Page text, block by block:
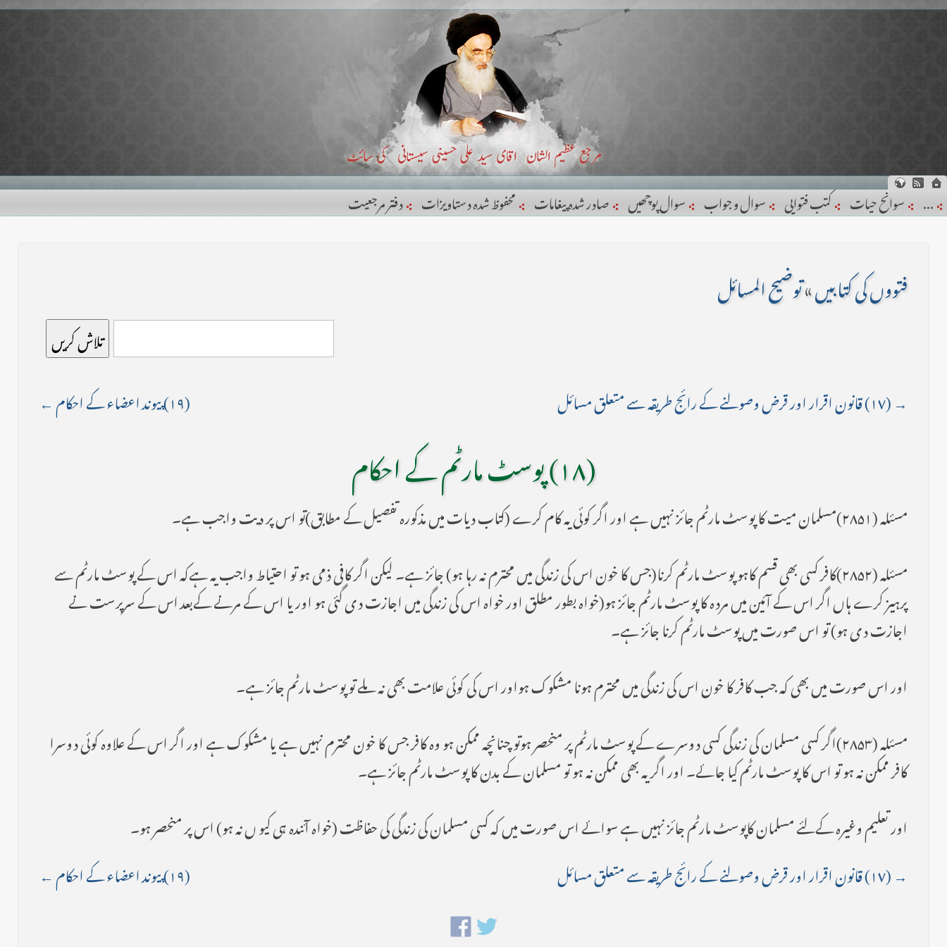
... سوانح حیات کتب فتوایی سوال و جواب سوال پوچھیں صادر شدہ پیغامات محفوظ شدہ دستاویزات دفتر مرجعيت
فتووں کی کتابیں»توضیح المسائل
تلاش کریں
(۱۹) پیوند اعضاء کے احکام ←
→ (۱۷) قانون اقرار اور قرض وصولنے کے رائج طریقہ سے متعلق مسائل
(۱۸) پوسٹ مارٹم کے احکام
مسئلہ (۲۸۵۱)مسلمان میت کا پوسٹ مارٹم جائز نہیں ہے اور اگر کوئی یہ کام کرے (کتاب دیات میں مذکورہ تفصیل کے مطابق)تو اس پر دیت واجب ہے۔
مسئلہ (۲۸۵۲)کافر کسی بھی قسم کاہو پوسٹ مارٹم کرنا(جس کا خون اس کی زندگی میں محترم نہ رہا ہو) جائز ہے۔ لیکن اگر کافی ذمی ہو تو احتیاط واجب یہ ہےکہ اس کے پوسٹ مارٹم سے
پرہیز کرے ہاں اگر اس کے آئین میں مردہ کا پوسٹ مارٹم جائز ہو(خواہ بطور مطلق اور خواہ اس کی زندگی میں اجازت دی گئی ہو اور یا اس کے مرنے کےبعد اس کے سرپرست نے
اجازت دی ہو) تو اس صورت میں پوسٹ مارٹم کرنا جائز ہے۔
اور اس صورت میں بھی کہ جب کافر کا خون اس کی زندگی میں محترم ہونا مشکوک ہواور اس کی کوئی علامت بھی نہ ملے تو پوسٹ مارٹم جائز ہے۔
مسئلہ (۲۸۵۳)اگر کسی مسلمان کی زندگی کسی دوسرے کے پوسٹ مارٹم پر منحصر ہوتو چنانچہ ممکن ہو وہ کافر جس کا خون محترم نہیں ہے یا مشکوک ہے اور اگر اس کے علاوہ کوئی دوسرا
کافر ممکن نہ ہو تو اس کا پوسٹ مارٹم کیا جائے۔ اور اگر یہ بھی ممکن نہ ہو تو مسلمان کے بدن کا پوسٹ مارٹم جائز ہے۔
اور تعلیم وغیرہ کےلئے مسلمان کاپوسٹ مارٹم جائز نہیں ہے سوائے اس صورت میں کہ کسی مسلمان کی زندگی کی حفاظت (خواہ آئندہ ہی کیو ں نہ ہو) اس پر منحصر ہو۔
(۱۹) پیوند اعضاء کے احکام ←
→ (۱۷) قانون اقرار اور قرض وصولنے کے رائج طریقہ سے متعلق مسائل